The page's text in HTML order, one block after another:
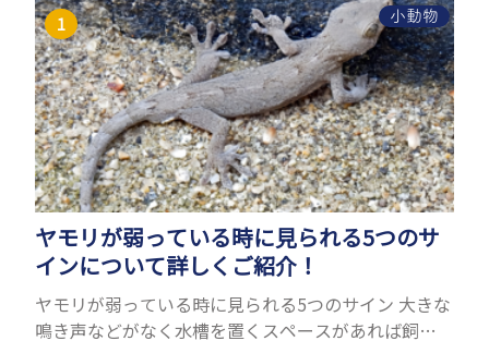
小動物
ヤモリが弱っている時に見られる5つのサ
インについて詳しくご紹介！
ヤモリが弱っている時に見られる5つのサイン 大きな
鳴き声などがなく水槽を置くスペースがあれば飼う